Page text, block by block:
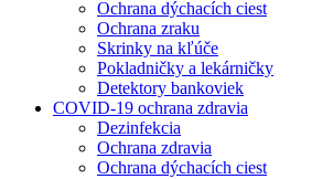
Ochrana dýchacích ciest
Ochrana zraku
Skrinky na kľúče
Pokladničky a lekárničky
Detektory bankoviek
COVID-19 ochrana zdravia
Dezinfekcia
Ochrana zdravia
Ochrana dýchacích ciest